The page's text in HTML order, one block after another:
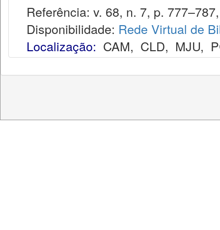
Referência: v. 68, n. 7, p.
Disponibilidade: Rede Virtual de
Localização: CAM, CLD, MJU,